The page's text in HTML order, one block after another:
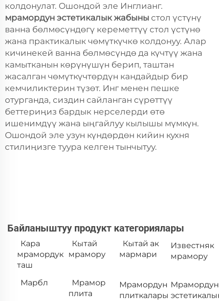
колдонулат. Ошондой эле Инглианг.
мрамордун эстетикалык жабыны стол үстүнү
ванна бөлмөсүндөгү кереметтүү стол үстүнө
жана практикалык чөмүткүчкө колдонуу. Алар
кичинекей ванна бөлмөсүндө да күчтүү жана
камытканын көрүнүшүн берип, таштан
жасалган чөмүткүчтөрдүн кандайдыр бир
кемчиликтерин түзөт. Инг менен пешке
отурганда, сиздин сайланган сүрөттүү
беттериңиз бардык нерселерди өтө
ишенимдүү жана ыңгайлуу кылышы мүмкүн.
Ошондой эле узун күндөрдөн кийин кухня
стилиңизге туура келген тынчытуу.
Байланыштуу продукт категориялары
Кара
мрамордук
таш
Кытай
мрамору
Кытай ак
мармари
Известняк
мрамору
Марбл
Мрамор
плита
Мрамордун
плиткалары
Мрамордун